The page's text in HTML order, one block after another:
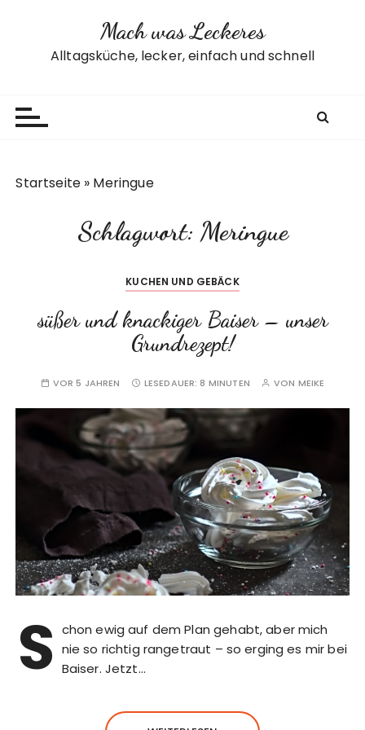
Mach was Leckeres
Alltagsküche, lecker, einfach und schnell
Startseite » Meringue
Schlagwort: Meringue
KUCHEN UND GEBÄCK
süßer und knackiger Baiser – unser
Grundrezept!
VOR 5 JAHREN LESEDAUER:8 MINUTEN VON MEIKE
S chon ewig auf dem Plan gehabt, aber mich
nie so richtig rangetraut – so erging es mir bei
Baiser. Jetzt…